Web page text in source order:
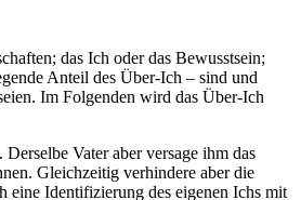
das Ich oder das Bewusstsein;
Anteil des Über-Ich – sind und
Im Folgenden wird das Über-Ich
Vater aber versage ihm das
Gleichzeitig verhindere aber die
eine Identifizierung des eigenen Ichs mit